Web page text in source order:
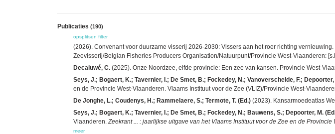
Publicaties (190)
opsplitsen filter
(2026). Convenant voor duurzame visserij 2026-2030: Vissers aan het roer richting
Zeevisserij/Belgian Fisheries Producers Organisation/Natuurpunt/Provincie West-Vlaanderen:
Decaluwé, C. (2025). Onze Noordzee, elfde provincie: Een zee van kansen. Provincie West-
Seys, J.; Bogaert, K.; Tavernier, I.; De Smet, B.; Fockedey, N.; Vanoverschelde, F.; Depoorter,
en de Provincie West-Vlaanderen. Vlaams Instituut voor de Zee (VLIZ)/Provincie West-
De Jonghe, L.; Coudenys, H.; Rammelaere, S.; Termote, T. (Ed.) (2023). Kansarmoedeatlas
Seys, J.; Bogaert, K.; Tavernier, I.; De Smet, B.; Fockedey, N.; Bauwens, S.; Depoorter, M.
Vlaanderen.Zeekrant ... : jaarlijkse uitgave van het Vlaams Instituut voor de Zee en de Provincie
meer